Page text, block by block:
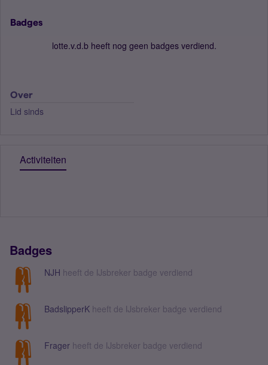
Badges
lotte.v.d.b heeft nog geen badges verdiend.
Over
Lid sinds
Activiteiten
Badges
NJH heeft de IJsbreker badge verdiend
BadslipperK heeft de IJsbreker badge verdiend
Frager heeft de IJsbreker badge verdiend